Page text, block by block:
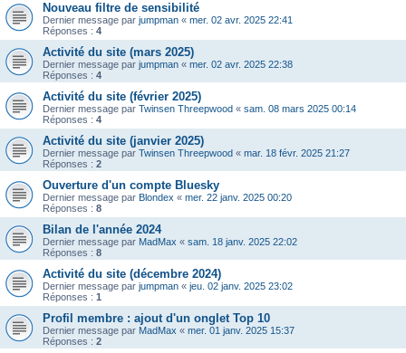
Nouveau filtre de sensibilité
Dernier message par jumpman « mer. 02 avr. 2025 22:41
Réponses : 4
Activité du site (mars 2025)
Dernier message par jumpman « mer. 02 avr. 2025 22:38
Réponses : 4
Activité du site (février 2025)
Dernier message par Twinsen Threepwood « sam. 08 mars 2025 00:14
Réponses : 4
Activité du site (janvier 2025)
Dernier message par Twinsen Threepwood « mar. 18 févr. 2025 21:27
Réponses : 2
Ouverture d'un compte Bluesky
Dernier message par Blondex « mer. 22 janv. 2025 00:20
Réponses : 8
Bilan de l'année 2024
Dernier message par MadMax « sam. 18 janv. 2025 22:02
Réponses : 8
Activité du site (décembre 2024)
Dernier message par jumpman « jeu. 02 janv. 2025 23:02
Réponses : 1
Profil membre : ajout d'un onglet Top 10
Dernier message par MadMax « mer. 01 janv. 2025 15:37
Réponses : 2